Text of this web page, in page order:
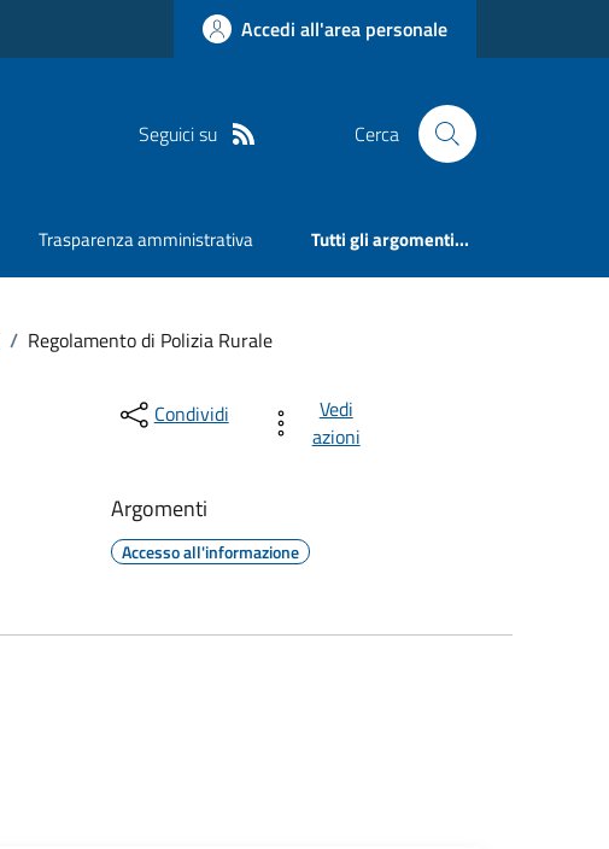
Accedi all'area personale
Seguici su Cerca
Trasparenza amministrativa Tutti gli argomenti...
/ Regolamento di Polizia Rurale
Condividi
Vedi
azioni
Argomenti
Accesso all'informazione